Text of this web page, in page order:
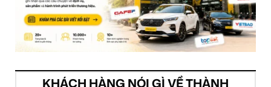
KHÁCH HÀNG NÓI GÌ VỀ THÀNH